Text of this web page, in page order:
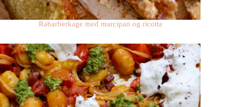
Rabarberkage med marcipan og ricotta